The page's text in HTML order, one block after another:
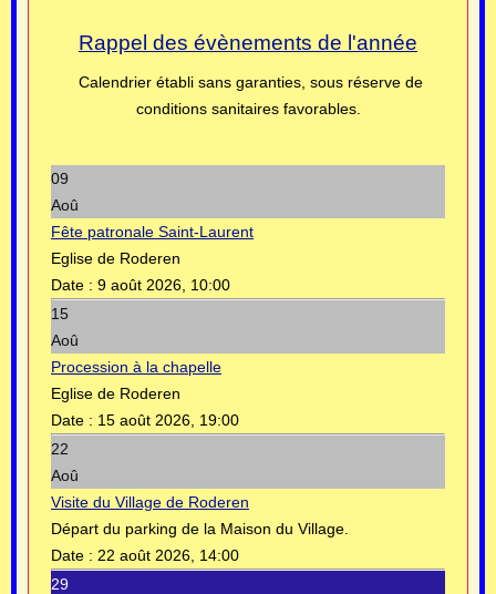
Rappel des évènements de l'année
Calendrier établi sans garanties, sous réserve de
conditions sanitaires favorables.
09
Aoû
Fête patronale Saint-Laurent
Eglise de Roderen
Date : 9 août 2026, 10:00
15
Aoû
Procession à la chapelle
Eglise de Roderen
Date : 15 août 2026, 19:00
22
Aoû
Visite du Village de Roderen
Départ du parking de la Maison du Village.
Date : 22 août 2026, 14:00
29